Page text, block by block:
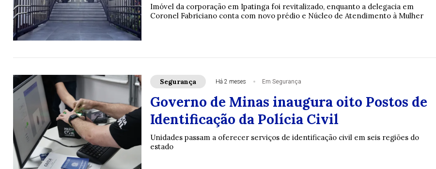
Imóvel da corporação em Ipatinga foi revitalizado, enquanto a delegacia em
Coronel Fabriciano conta com novo prédio e Núcleo de Atendimento à Mulher
Segurança Há 2 meses Em Segurança
Governo de Minas inaugura oito Postos de
Identificação da Polícia Civil
Unidades passam a oferecer serviços de identificação civil em seis regiões do
estado